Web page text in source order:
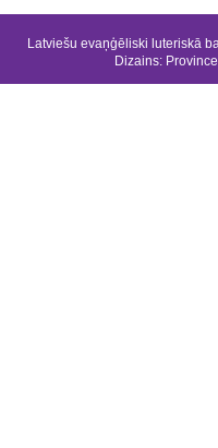
Latviešu evaņģēliski luteriskā
Dizains: